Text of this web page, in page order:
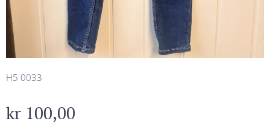
H5 0033
kr 100,00